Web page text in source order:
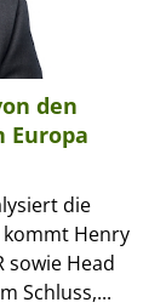
den
die
kommt Henry
sowie Head
Schluss,...